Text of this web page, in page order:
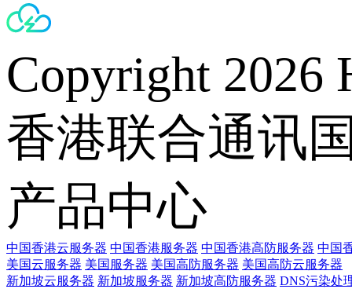
Copyright 2026
香港联合通讯
产品中心
中国香港云服务器 中国香港服务器 中国香港高防服务器 中国
美国云服务器 美国服务器 美国高防服务器 美国高防云服务器
新加坡云服务器 新加坡服务器 新加坡高防服务器 DNS污染处